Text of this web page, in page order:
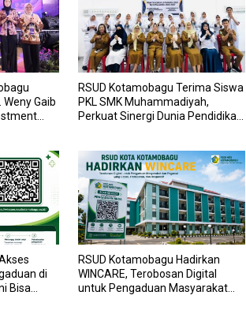
Gaib
RSUD Kotamobagu Terima Siswa
PKL SMK Muhammadiyah,
Perkuat Sinergi Dunia Pendidikan
di
Bisa
RSUD Kotamobagu Hadirkan
WINCARE, Terobosan Digital
untuk Pengaduan Masyarakat